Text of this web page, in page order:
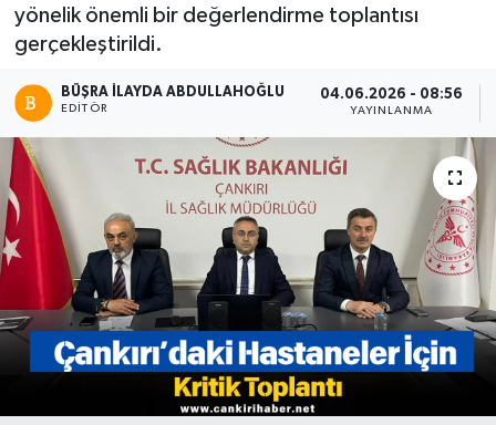
yönelik önemli bir değerlendirme toplantısı
gerçekleştirildi.
BÜŞRA İLAYDA ABDULLAHOĞLU
EDITÖR
04.06.2026 - 08:56
YAYINLANMA